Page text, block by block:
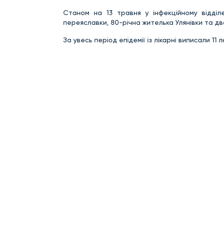
Станом на 13 травня у інфекційному
переяславки, 80-річна жителька Улянівки та
За увесь період епідемії із лікарні виписали 11